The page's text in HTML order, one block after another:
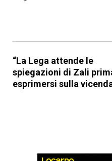
“La Lega attende le
spiegazioni di Zali
esprimersi sulla